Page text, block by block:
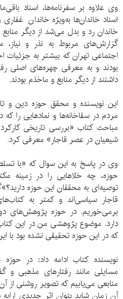
وی علاوه بر سفرنامه‌ها، اسناد
اسناد خاندان‌ها به‌ویژه خاندان
خاندان رد و بدل می‌شد از دیگر
گزارش‌های مربوط به نذر و نیاز،
اجتماعی تهران که بیشتر به جزئیات
بودند و به معرفی چهره‌های اصلی
داشتند از دیگر منابع و ماخذم بودند.
این نویسنده و محقق حوزه دین و
مردم در سقاخانه‌ها و نمادهایی را
مباحث کتاب «بررسی تاریخی
شیعیان در عصر قاجار» معرفی کرد.
وی در پاسخ به این سوال که «با
حوزه، چه خلاهایی را در زمینه
توصیه‌ای به محققان این حوزه
قاجار سیاسی‌اند و کمتر به
برمی‌خوریم. در حوزه پژوهش‌های
دارد. موضوع پژوهشی من در این
که در این حوزه تحقیقی نشده بود
نویسنده کتاب ادامه داد: در
مسایلی مانند رفتارهای مذهبی و
منابعی می‌یابیم که تصویر روشنی از
آن زمان شاید بتوان اثر جدیدی